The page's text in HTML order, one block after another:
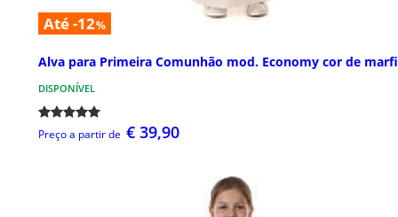
Até -12%
Alva para Primeira Comunhão mod. Economy cor de
DISPONÍVEL
Preço a partir de € 39,90